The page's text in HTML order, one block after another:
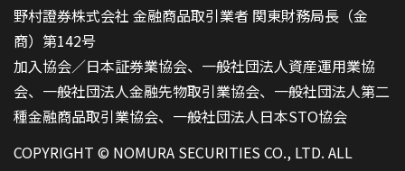
野村證券株式会社 金融商品取引業者 関東財務局長（金
商）第142号
加入協会／日本証券業協会、一般社団法人資産運用業協
会、一般社団法人金融先物取引業協会、一般社団法人第二
種金融商品取引業協会、一般社団法人日本STO協会
COPYRIGHT © NOMURA SECURITIES CO., LTD. ALL